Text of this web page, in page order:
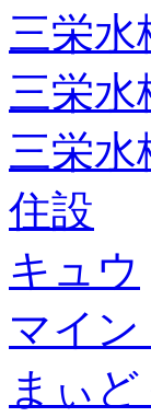
三栄
三栄
三栄
住設
キュウ
マイン
まぃど